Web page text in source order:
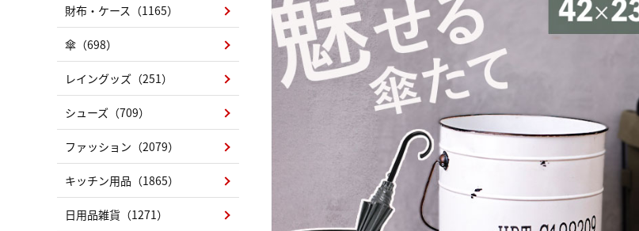
財布・ケース（1165）
傘（698）
レイングッズ（251）
シューズ（709）
ファッション（2079）
キッチン用品（1865）
日用品雑貨（1271）